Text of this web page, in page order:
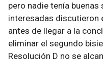
pero nadie tenía
interesadas discutieron
antes de llegar a la
eliminar el segundo
Resolución D no se